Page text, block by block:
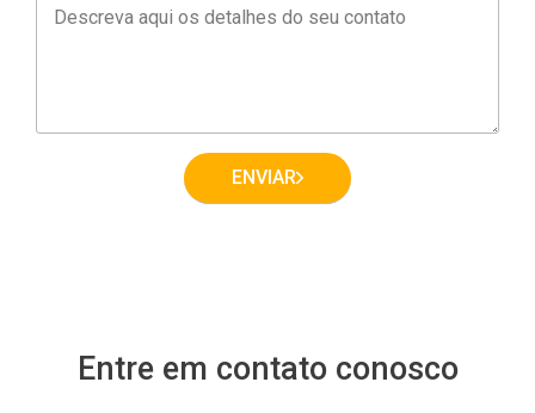
ENVIAR
Entre em contato conosco